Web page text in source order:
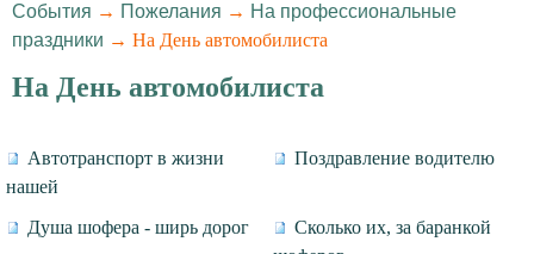
События → Пожелания → На профессиональные
праздники → На День автомобилиста
На День автомобилиста
Автотранспорт в жизни
нашей
Поздравление водителю
Душа шофера - ширь дорог
Сколько их, за баранкой